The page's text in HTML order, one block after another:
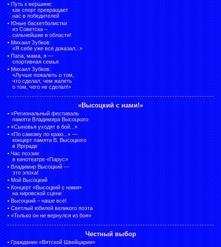
• Путь к вершине:
как спорт превращает
нас в победителей
• Юные баскетболистки
из Советска –
сильнейшие в области!
• Михаил Зубков:
«Я себе уже всё доказал...»
• Папа, мама, я —
спортивная семья
• Михаил Зубков:
«Лучше пожалеть о том,
что сделал, чем жалеть
о том, чего не сделал!»
«Высоцкий с нами!»
• «Региональный фестиваль
памяти Владимира Высоцкого
• «Сыновья уходят в бой...»
• «По самому по краю...» —
концерт памяти В. Высоцкого
в Ярграде
• Час поэзии
в кинотеатре «Парус»
• Владимир Высоцкий —
это эпоха!
• Мой Высоцкий
• Концерт «Высоцкий с нами»
на кировской сцене
• Высоцкий – наше всё!
• Светлый юбилей великого поэта
• «Только он не вернулся из боя»
Честный выбор
• Гражданин «Вятской Швейцарии»